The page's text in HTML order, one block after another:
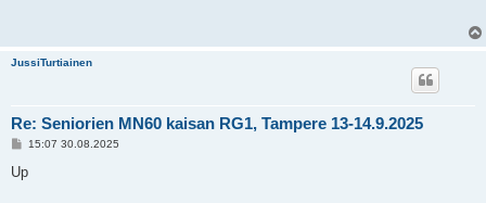
JussiTurtiainen
Re: Seniorien MN60 kaisan RG1, Tampere 13-14.9.2025
V
e
15:07 30.08.2025
Up